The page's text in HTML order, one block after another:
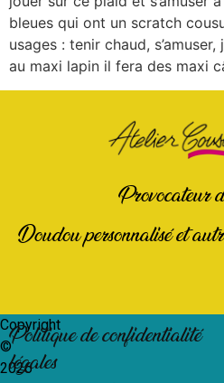
bleues qui ont un scratch
usages : tenir chaud, s’amuser,
au maxi lapin il fera des maxi
Provocateur
Doudou personnalisé et
Copyright
©
2026
Politique de confidentialité
légales